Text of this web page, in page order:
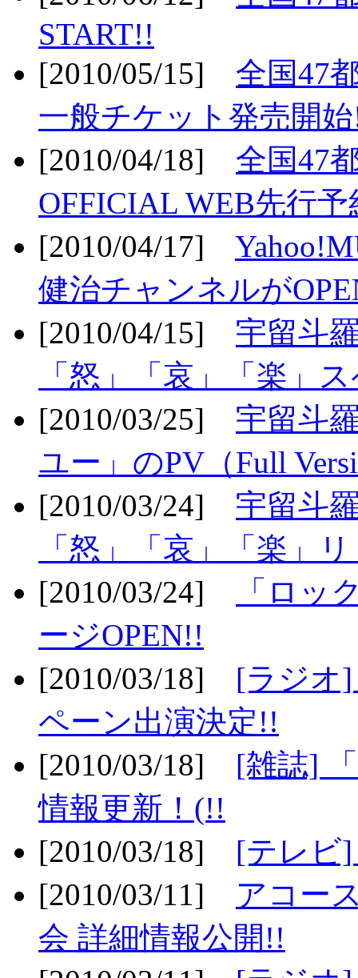
START!!
[2010/05/15] 全国47
一般チケット発売開
[2010/04/18] 全国47
OFFICIAL WEB先行
[2010/04/17]
健治チャンネルが
[2010/04/15] 宇留斗
「怒」「哀」「楽」
[2010/03/25] 宇留斗
ユー」のPV（Full
[2010/03/24] 宇留斗
「怒」「哀」「楽」
[2010/03/24]
「ロッ
ージOPEN!!
[2010/03/18] [ラジオ
ペーン出演決定!!
[2010/03/18] [雑誌]
情報更新！(!!
[2010/03/18] [テレビ
[2010/03/11] アコー
会 詳細情報公開!!